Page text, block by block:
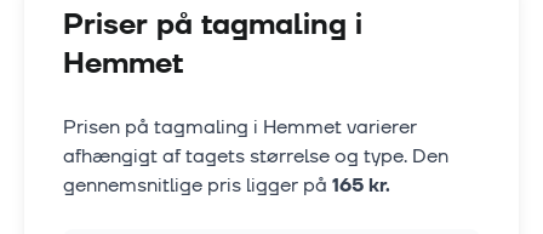
Priser på tagmaling i
Hemmet
Prisen på tagmaling i Hemmetvarierer
afhængigt af tagets størrelse og type. Den
gennemsnitlige pris ligger på 165kr.